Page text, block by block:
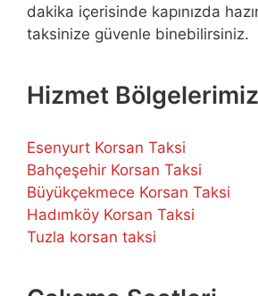
dakika içerisinde kapınızda
taksinize güvenle binebilirsiniz.
Hizmet Bölgelerimiz
Esenyurt Korsan Taksi
Bahçeşehir Korsan Taksi
Büyükçekmece Korsan Taksi
Hadımköy Korsan Taksi
Tuzla korsan taksi